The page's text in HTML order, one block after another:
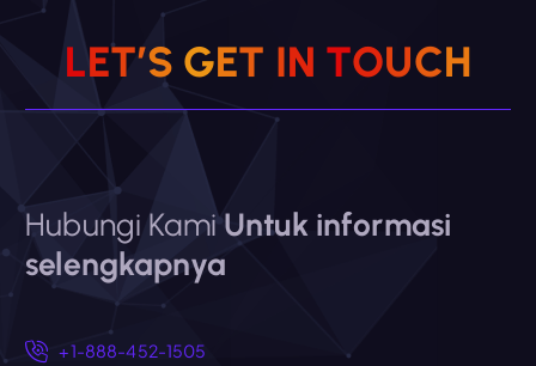
LET’S GET IN TOUCH
Hubungi KamiUntuk informasi
selengkapnya
+1-888-452-1505